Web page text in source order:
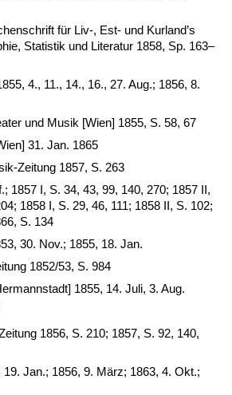
für Liv-, Est- und Kurland’s
Statistik und Literatur 1858, Sp. 163–
4., 11., 14., 16., 27. Aug.; 1856, 8.
und Musik [Wien] 1855, S. 58, 67
31. Jan. 1865
Zeitung 1857, S. 263
1857 I, S. 34, 43, 99, 140, 270; 1857 II,
1858 I, S. 29, 46, 111; 1858 II, S. 102;
S. 134
30. Nov.; 1855, 18. Jan.
1852/53, S. 984
1855, 14. Juli, 3. Aug.
1856, S. 210; 1857, S. 92, 140,
19. Jan.; 1856, 9. März; 1863, 4. Okt.;